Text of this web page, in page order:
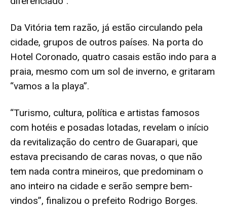
Da Vitória tem razão, já estão circulando pela
cidade, grupos de outros países. Na porta do
Hotel Coronado, quatro casais estão indo para a
praia, mesmo com um sol de inverno, e gritaram
“vamos a la playa”.
“Turismo, cultura, política e artistas famosos
com hotéis e posadas lotadas, revelam o início
da revitalização do centro de Guarapari, que
estava precisando de caras novas, o que não
tem nada contra mineiros, que predominam o
ano inteiro na cidade e serão sempre bem-
vindos”, finalizou o prefeito Rodrigo Borges.